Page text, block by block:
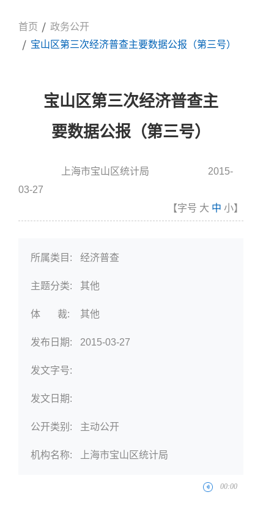
首页
政务公开
宝山区第三次经济普查主要数据公报（第三号）
宝山区第三次经济普查主
要数据公报（第三号）
上海市宝山区统计局
2015-
03-27
【字号 大 中 小】
所属类目: 经济普查
主题分类: 其他
体 裁: 其他
发布日期: 2015-03-27
发文字号:
发文日期:
公开类别: 主动公开
机构名称: 上海市宝山区统计局